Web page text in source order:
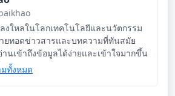
งใหลในโลกเทคโนโลยีและนวัตกรรม
ยทอดข่าวสารและบทความที่ทันสมัย
านเข้าถึงข้อมูลได้ง่ายและเข้าใจมากขึ้น
ทั้งหมด